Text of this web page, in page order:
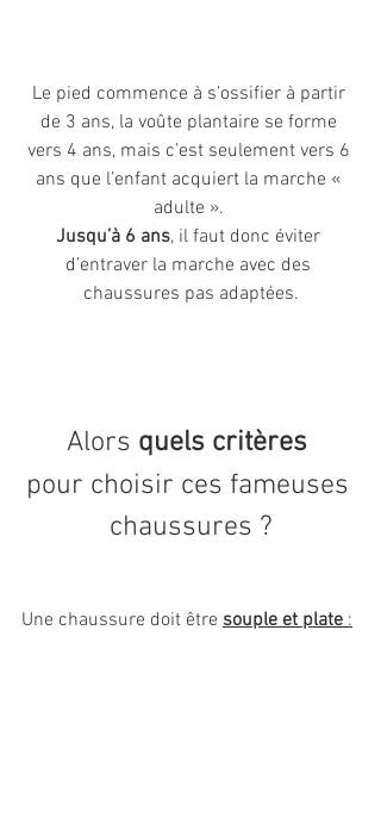
Le pied commence à s’ossifier à partir
de 3 ans, la voûte plantaire se forme
vers 4 ans, mais c’est seulement vers 6
ans que l’enfant acquiert la marche «
adulte ».
Jusqu’à 6 ans, il faut donc éviter
d’entraver la marche avec des
chaussures pas adaptées.
Alors quels critères
pour choisir ces fameuses
chaussures ?
Une chaussure doit être souple et plate :